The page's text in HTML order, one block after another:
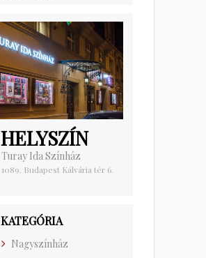
HELYSZÍN
Turay Ida Színház
1089. Budapest Kálvária tér 6.
KATEGÓRIA
Nagyszínház